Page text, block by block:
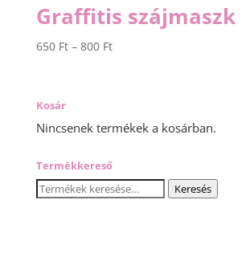
Graffitis szájmaszk
650 Ft – 800 FtÁrtartomány:
Kosár
Nincsenek termékek a kosárban.
Termékkereső
Keresés
Keresés